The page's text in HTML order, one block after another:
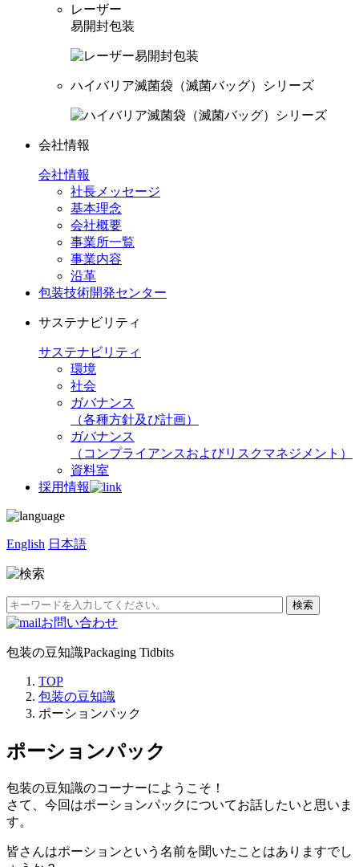
レーザー
易開封包装
ハイバリア滅菌袋（滅菌バッグ）シリーズ
会社情報
会社情報
社長メッセージ
基本理念
会社概要
事業所一覧
事業内容
沿革
包装技術開発センター
サステナビリティ
サステナビリティ
環境
社会
ガバナンス
（各種方針及び計画）
ガバナンス
（コンプライアンスおよびリスクマネジメント）
資料室
採用情報
English 日本語
お問い合わせ
包装の豆知識Packaging Tidbits
TOP
包装の豆知識
ポーションパック
ポーションパック
包装の豆知識のコーナーにようこそ！
さて、今回はポーションパックについてお話したいと思いま
す。
皆さんはポーションという名前を聞いたことはありますでし